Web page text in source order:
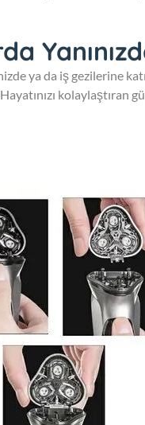
ya da iş gezilerine
kolaylaştıran